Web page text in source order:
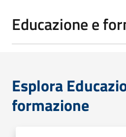
Educazione e
Esplora
formazione